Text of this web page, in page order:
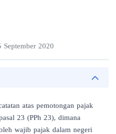
September 2020
atas pemotongan pajak
23 (PPh 23), dimana
wajib pajak dalam negeri